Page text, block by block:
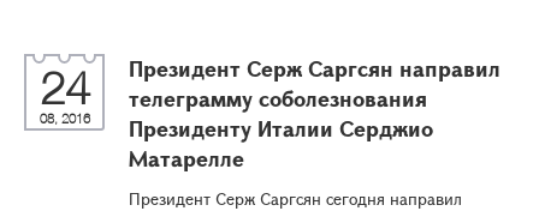
24
08, 2016
Президент Серж Саргсян направил
телеграмму соболезнования
Президенту Италии Серджио
Матарелле
Президент Серж Саргсян сегодня направил